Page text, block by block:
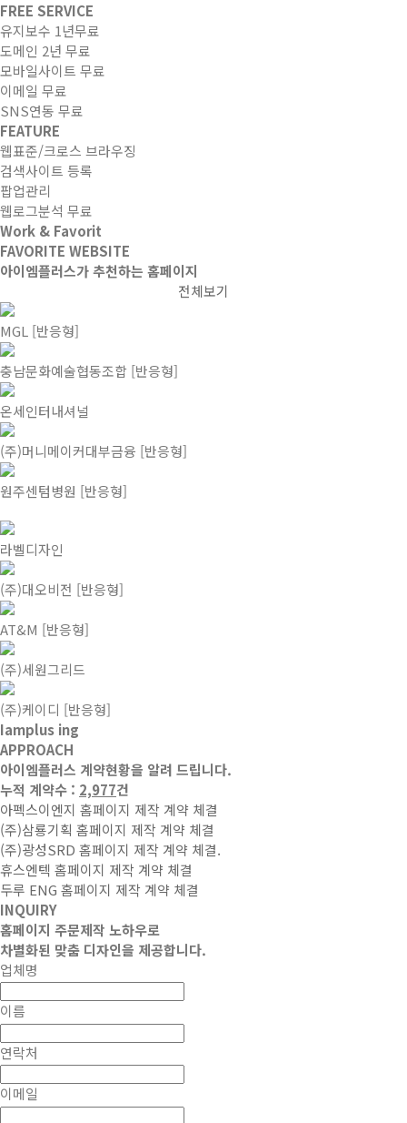
FREE SERVICE
유지보수 1년무료
도메인 2년 무료
모바일사이트 무료
이메일 무료
SNS연동 무료
FEATURE
웹표준/크로스 브라우징
검색사이트 등록
팝업관리
웹로그분석 무료
Work & Favorit
FAVORITE WEBSITE
아이엠플러스가 추천하는 홈페이지
전체보기
MGL [반응형]
충남문화예술협동조합 [반응형]
온세인터내셔널
(주)머니메이커대부금융 [반응형]
원주센텀병원 [반응형]
라벨디자인
(주)대오비전 [반응형]
AT&M [반응형]
(주)세원그리드
(주)케이디 [반응형]
Iamplus ing
APPROACH
아이엠플러스 계약현황을 알려 드립니다.
누적 계약수 : 2,977건
아펙스이엔지 홈페이지 제작 계약 체결
(주)삼룡기획 홈페이지 제작 계약 체결
(주)광성SRD 홈페이지 제작 계약 체결.
휴스엔텍 홈페이지 제작 계약 체결
두루 ENG 홈페이지 제작 계약 체결
INQUIRY
홈페이지 주문제작 노하우로
차별화된 맞춤 디자인을 제공합니다.
업체명
이름
연락처
이메일